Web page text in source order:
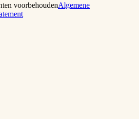
voorbehoudenAlgemene